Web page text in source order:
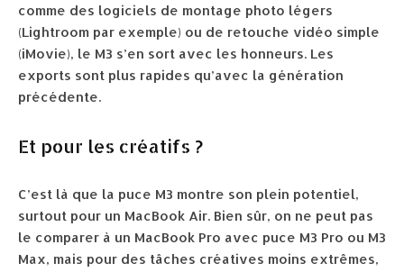
comme des logiciels de montage photo légers
(Lightroom par exemple) ou de retouche vidéo simple
(iMovie), le M3 s’en sort avec les honneurs. Les
exports sont plus rapides qu’avec la génération
précédente.
Et pour les créatifs ?
C’est là que la puce M3 montre son plein potentiel,
surtout pour un MacBook Air. Bien sûr, on ne peut pas
le comparer à un MacBook Pro avec puce M3 Pro ou M3
Max, mais pour des tâches créatives moins extrêmes,